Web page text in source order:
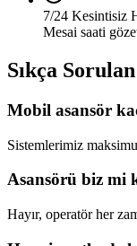
7/24 Kesintisiz
Mesai saati
Sıkça
Mobil asansör
Sistemlerimiz
Asansörü biz mi
Hayır, operatör her